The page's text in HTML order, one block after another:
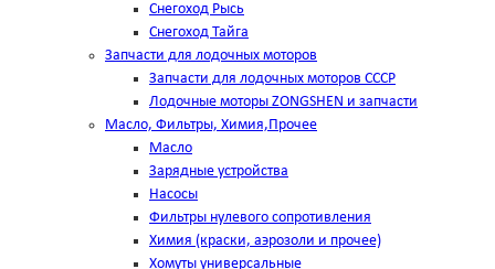
Снегоход Рысь
Снегоход Тайга
Запчасти для лодочных моторов
Запчасти для лодочных моторов СССР
Лодочные моторы ZONGSHEN и запчасти
Масло, Фильтры, Химия,Прочее
Масло
Зарядные устройства
Насосы
Фильтры нулевого сопротивления
Химия (краски, аэрозоли и прочее)
Хомуты универсальные